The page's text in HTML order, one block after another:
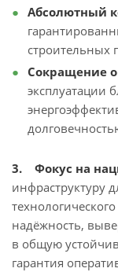
Абсолютный
строительных
Сокращение
эксплуатации
3. Фокус на
инфраструктуру
надёжность,
в общую
гарантия